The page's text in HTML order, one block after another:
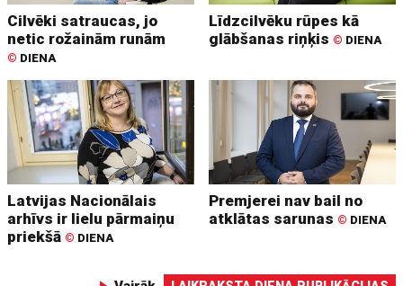
Cilvēki satraucas, jo
netic rožainām runām
© DIENA
Līdzcilvēku rūpes kā
glābšanas riņķis © DIENA
Latvijas Nacionālais
arhīvs ir lielu pārmaiņu
priekšā © DIENA
Premjerei nav bail no
atklātas sarunas © DIENA